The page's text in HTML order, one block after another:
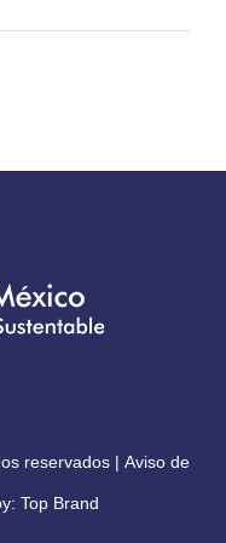
reservados | Aviso de
Top Brand